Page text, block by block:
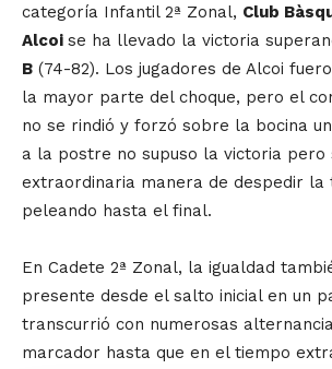
categoría Infantil 2ª Zonal, Club
Alcoi se ha llevado la victoria
B (74-82). Los jugadores de Alcoi
la mayor parte del choque, pero el
no se rindió y forzó sobre la bocina
a la postre no supuso la victoria pero
extraordinaria manera de despedir la
peleando hasta el final.
En Cadete 2ª Zonal, la igualdad
presente desde el salto inicial en un
transcurrió con numerosas
marcador hasta que en el tiempo